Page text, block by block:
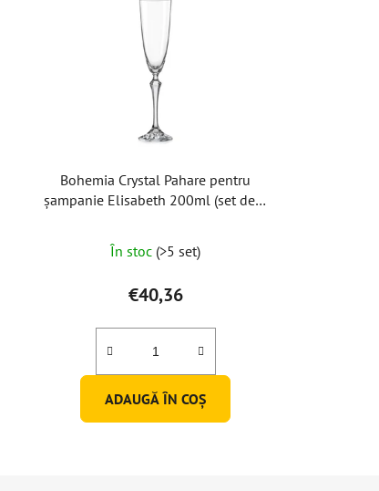
Bohemia Crystal Pahare pentru
șampanie Elisabeth 200ml (set de 6
medie
a
produsului
este
5,0
5
În stoc (>5 set)
€40,36
ADAUGĂ ÎN COŞ